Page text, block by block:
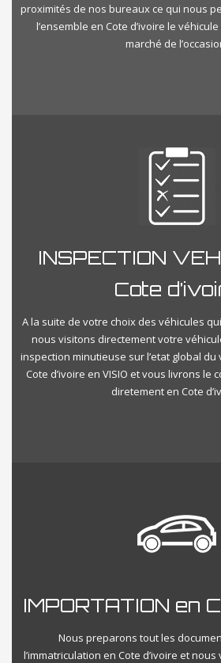
proximités de nos bureaux ce qui nous
l’ensemble en Cote d’ivoire le
marché de
INSPECTION
Cote
A la suite de votre choix des véhicules
nous visitons directement votre
inspection minutieuse sur l’etat global
Cote d’ivoire en VISIO et vous livrons le
diretement en Cote
IMPORTATION en
Nous preparons tout les
l’immatriculation en Cote d’ivoire et